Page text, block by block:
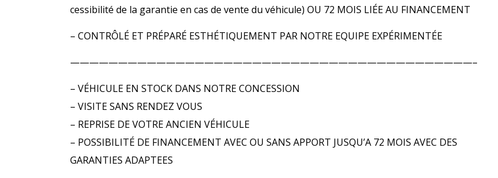
cessibilité de la garantie en cas de vente du véhicule) OU 72 MOIS LIÉE AU FINANCEMENT
– CONTRÔLÉ ET PRÉPARÉ ESTHÉTIQUEMENT PAR NOTRE EQUIPE EXPÉRIMENTÉE
——————————————————————————————————————————–
– VÉHICULE EN STOCK DANS NOTRE CONCESSION
– VISITE SANS RENDEZ VOUS
– REPRISE DE VOTRE ANCIEN VÉHICULE
– POSSIBILITÉ DE FINANCEMENT AVEC OU SANS APPORT JUSQU’A 72 MOIS AVEC DES
GARANTIES ADAPTEES